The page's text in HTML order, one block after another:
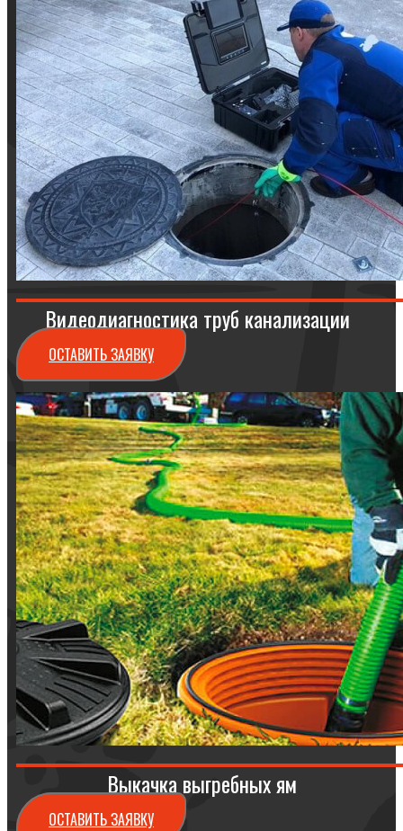
Видеодиагностика труб канализации
ОСТАВИТЬ ЗАЯВКУ
Выкачка выгребных ям
ОСТАВИТЬ ЗАЯВКУ